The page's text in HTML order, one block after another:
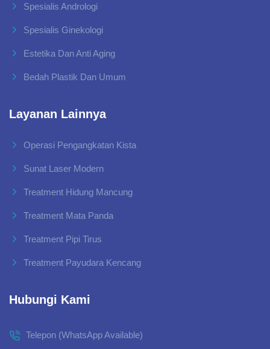
Spesialis Andrologi
Spesialis Ginekologi
Estetika Dan Anti Aging
Bedah Plastik Dan Umum
Layanan Lainnya
Operasi Pengangkatan Kista
Sunat Laser Modern
Treatment Hidung Mancung
Treatment Mata Panda
Treatment Pipi Tirus
Treatment Payudara Kencang
Hubungi Kami
Telepon (WhatsApp Available)